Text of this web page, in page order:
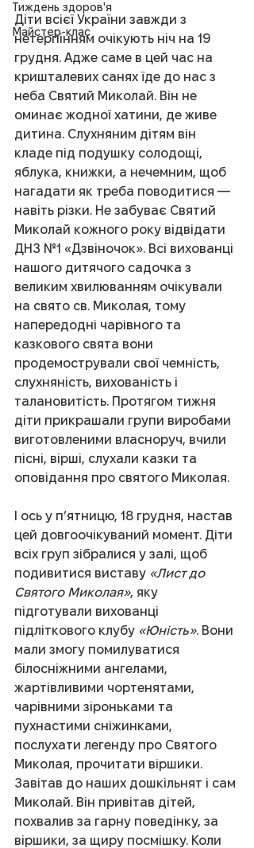
Тиждень здоров'я
Майстер-клас
Діти всієї України завжди з
нетерпінням очікують ніч на 19
грудня. Адже саме в цей час на
кришталевих санях їде до нас з
неба Святий Миколай. Він не
оминає жодної хатини, де живе
дитина. Слухняним дітям він
кладе під подушку солодощі,
яблука, книжки, а нечемним, щоб
нагадати як треба поводитися —
навіть різки. Не забуває Святий
Миколай кожного року відвідати
ДНЗ №1 «Дзвіночок». Всі вихованці
нашого дитячого садочка з
великим хвилюванням очікували
на свято св. Миколая, тому
напередодні чарівного та
казкового свята вони
продемострували свої чемність,
слухняність, вихованість і
талановитість. Протягом тижня
діти прикрашали групи виробами
виготовленими власноруч, вчили
пісні, вірші, слухали казки та
оповідання про святого Миколая.
І ось у п’ятницю, 18 грудня, настав
цей довгоочікуваний момент. Діти
всіх груп зібралися у залі, щоб
подивитися виставу «Лист до
Святого Миколая», яку
підготували вихованці
підліткового клубу «Юність». Вони
мали змогу помилуватися
білосніжними ангелами,
жартівливими чортенятами,
чарівними зіроньками та
пухнастими сніжинками,
послухати легенду про Святого
Миколая, прочитати віршики.
Завітав до наших дошкільнят і сам
Миколай. Він привітав дітей,
похвалив за гарну поведінку, за
віршики, за щиру посмішку. Коли